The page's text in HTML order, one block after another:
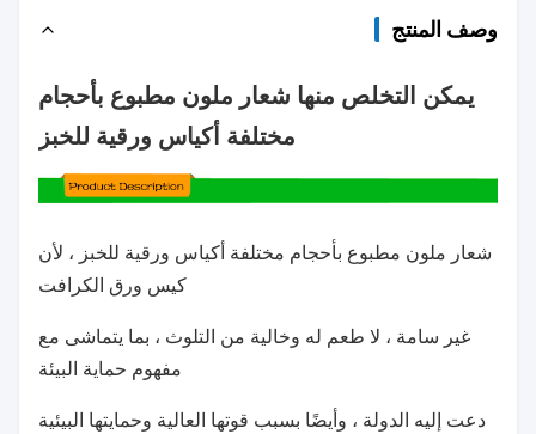
وصف المنتج
يمكن التخلص منها شعار ملون مطبوع بأحجام
مختلفة أكياس ورقية للخبز
شعار ملون مطبوع بأحجام مختلفة أكياس ورقية للخبز ، لأن
كيس ورق الكرافت
غير سامة ، لا طعم له وخالية من التلوث ، بما يتماشى مع
مفهوم حماية البيئة
دعت إليه الدولة ، وأيضًا بسبب قوتها العالية وحمايتها البيئية